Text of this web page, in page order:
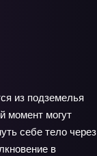
из подземелья
момент могут
себе тело через
в